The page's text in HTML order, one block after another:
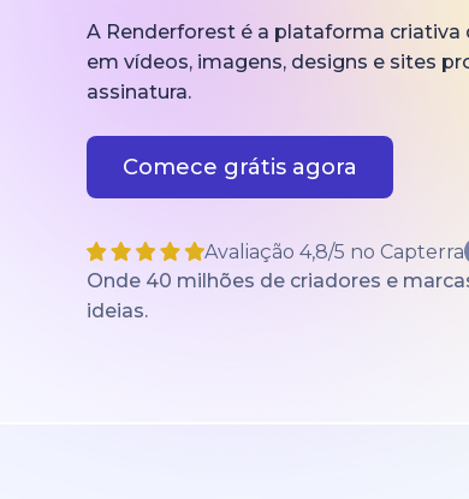
A Renderforest é a plataforma criativa
em vídeos, imagens, designs e sites
assinatura.
Comece grátis agora
Avaliação 4,8/5 no Capterra
Onde 40 milhões de criadores e
ideias.